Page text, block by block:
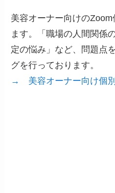
美容オーナー向けの
ます。「職場の人間関係
定の悩み」など、問題点
グを行っております。
→ 美容オーナー向け個